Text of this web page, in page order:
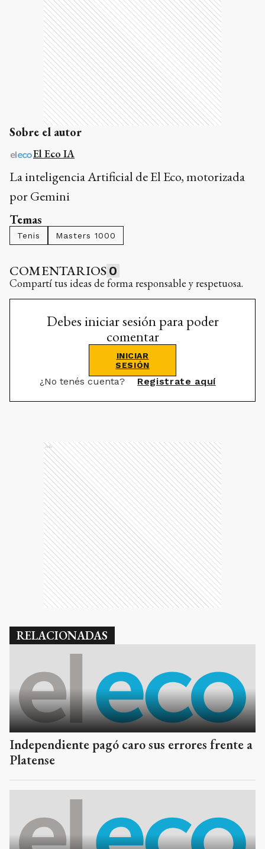
Sobre el autor
El Eco IA
La inteligencia Artificial de El Eco, motorizada
por Gemini
Temas
Tenis Masters 1000
COMENTARIOS 0
Compartí tus ideas de forma responsable y respetuosa.
Debes iniciar sesión para poder
comentar
INICIAR
SESIÓN
¿No tenés cuenta? Registrate aquí
Ads
RELACIONADAS
Independiente pagó caro sus errores frente a
Platense